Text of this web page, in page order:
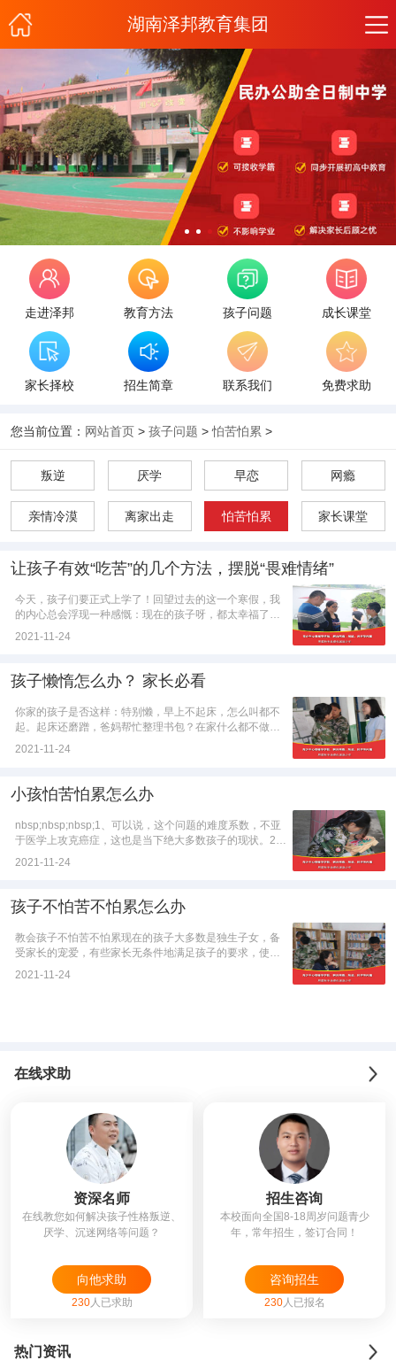
湖南泽邦教育集团
走进泽邦 教育方法 孩子问题 成长课堂
家长择校 招生简章 联系我们 免费求助
您当前位置： 网站首页 > 孩子问题 >怕苦怕累 >
叛逆 厌学 早恋 网瘾
亲情冷漠 离家出走 怕苦怕累 家长课堂
让孩子有效“吃苦”的几个方法，摆脱“畏难情绪”
今天，孩子们要正式上学了！回望过去的这一个寒假，我
的内心总会浮现一种感慨：现在的孩子呀，都太幸福了！
1.很少有特别饥饿的感觉，因为到处都是美...
2021-11-24
孩子懒惰怎么办？ 家长必看
你家的孩子是否这样：特别懒，早上不起床，怎么叫都不
起。起床还磨蹭，爸妈帮忙整理书包？在家什么都不做，
饭后不洗碗，脏衣服堆在沙发旁边，家长什么...
2021-11-24
小孩怕苦怕累怎么办
nbsp;nbsp;nbsp;1、可以说，这个问题的难度系数，不亚
于医学上攻克癌症，这也是当下绝大多数孩子的现状。2、
孩子少了，生活条...
2021-11-24
孩子不怕苦不怕累怎么办
教会孩子不怕苦不怕累现在的孩子大多数是独生子女，备
受家长的宠爱，有些家长无条件地满足孩子的要求，使孩
子容易的得到许多物质享受，不懂得什么是苦...
2021-11-24
在线求助
资深名师
在线教您如何解决孩子性格叛逆、
厌学、沉迷网络等问题？
向他求助
230人已求助
招生咨询
本校面向全国8-18周岁问题青少
年，常年招生，签订合同！
咨询招生
230人已报名
热门资讯